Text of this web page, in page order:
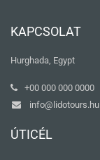
KAPCSOLAT
Hurghada, Egypt
+00 000 000 0000
info@lidotours.hu
ÚTICÉL